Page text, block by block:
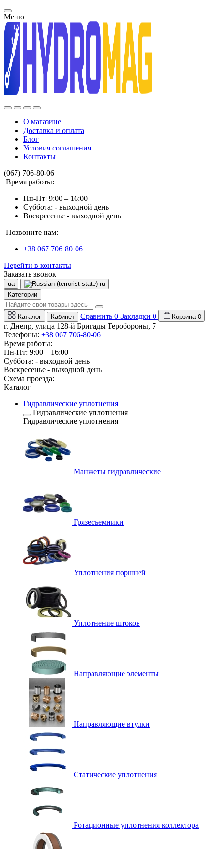
Меню
О магазине
Доставка и оплата
Блог
Условия соглашения
Контакты
(067) 706-80-06
Время работы:
Пн-Пт: 9:00 – 16:00
Суббота: - выходной день
Воскресенье - выходной день
Позвоните нам:
+38 067 706-80-06
Перейти в контакты
Заказать звонок
ua
ru
Категории
Каталог Кабинет Сравнить 0 Закладки 0 Корзина 0
г. Днепр, улица 128-й Бригады Теробороны, 7
Телефоны: +38 067 706-80-06
Время работы:
Пн-Пт: 9:00 – 16:00
Суббота: - выходной день
Воскресенье - выходной день
Схема проезда:
Каталог
Гидравлические уплотнения
Гидравлические уплотнения
Гидравлические уплотнения
Манжеты гидравлические
Грязесъемники
Уплотнения поршней
Уплотнение штоков
Направляющие элементы
Направляющие втулки
Статические уплотнения
Ротационные уплотнения коллектора